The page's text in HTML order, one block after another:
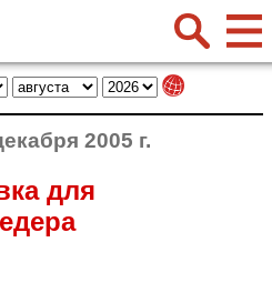
2005 г.
для